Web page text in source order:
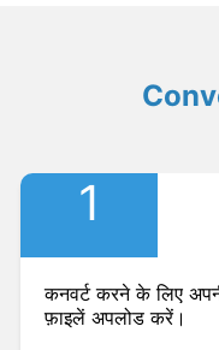
1
कनवर्ट करने के लिए
फ़ाइलें अपलोड करें।